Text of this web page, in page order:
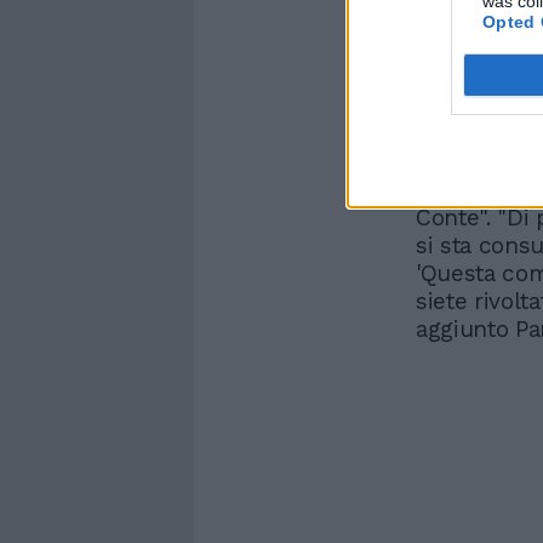
Opted
"Penso
del
il suo
Conte". "Di
si sta
'Questa
siete
aggiunto